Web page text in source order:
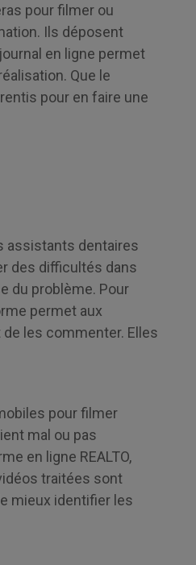
pour filmer ou
Ils déposent
en ligne permet
Que le
pour en faire une
assistants dentaires
des difficultés dans
du problème. Pour
permet aux
les commenter. Elles
pour filmer
mal ou pas
en ligne REALTO,
traitées sont
mieux identifier les